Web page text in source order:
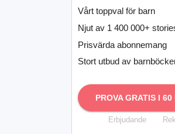
Vårt toppval för barn
Njut av 1 400 000+
Prisvärda abonnemang
Stort utbud av
PROVA GRATIS I 60
Erbjudande